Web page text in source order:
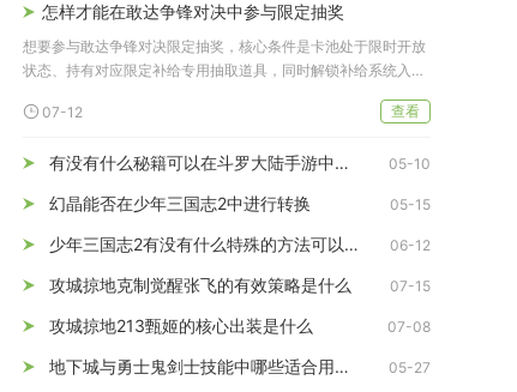
怎样才能在敢达争锋对决中参与限定抽奖
想要参与敢达争锋对决限定抽奖，核心条件是卡池处于限时开放
状态、持有对应限定补给专用抽取道具，同时解锁补给系统入
07-12
查看
有没有什么秘籍可以在斗罗大陆手游中快速获得白首饰 05-10
幻晶能否在少年三国志2中进行转换 05-15
少年三国志2有没有什么特殊的方法可以将紫将提升为金将 06-12
攻城掠地克制觉醒张飞的有效策略是什么 07-15
攻城掠地213甄姬的核心出装是什么 07-08
地下城与勇士鬼剑士技能中哪些适合用作单体输出 05-27